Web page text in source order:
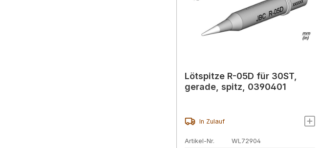
Lötspitze R-05D für 30ST,
gerade, spitz, 0390401
In Zulauf
Artikel-Nr. WL72904